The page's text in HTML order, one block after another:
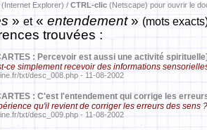
(Internet Explorer) / CTRL-clic (Netscape) pour ouvrir le
» et« entendement» (mots
trouvées :
: Percevoir est aussi une activité
ce simplement recevoir des informations
txt/desc_008.php - 11-08-2002
: C'est l'entendement qui corrige les
qu'il revient de corriger les erreurs des sens
txt/desc_009.php - 11-08-2002